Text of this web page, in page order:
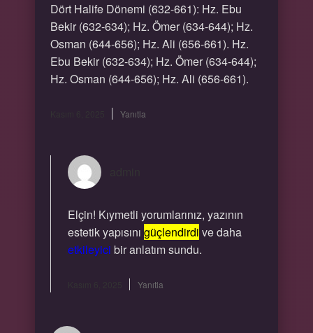
Dört Halife Dönemi (632-661): Hz. Ebu
Bekir (632-634); Hz. Ömer (634-644); Hz.
Osman (644-656); Hz. Ali (656-661). Hz.
Ebu Bekir (632-634); Hz. Ömer (634-644);
Hz. Osman (644-656); Hz. Ali (656-661).
Yanıtla
Elçin! Kıymetli yorumlarınız, yazının
estetik yapısını güçlendirdi ve daha
etkileyici bir anlatım sundu.
Yanıtla